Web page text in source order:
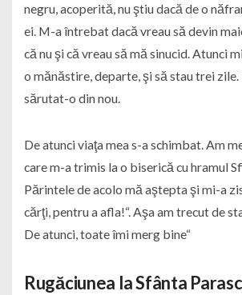
negru, acoperită, nu ştiu dacă de o
ei. M-a întrebat dacă vreau să devin
că nu şi că vreau să mă sinucid. Atunci
o mănăstire, departe, şi să stau trei
sărutat-o din nou.
De atunci viaţa mea s-a schimbat. Am
care m-a trimis la o biserică cu hramul
Părintele de acolo mă aştepta şi mi-a
cărţi, pentru a afla!“. Aşa am trecut de
De atunci, toate îmi merg bine“
Rugăciunea la Sfânta